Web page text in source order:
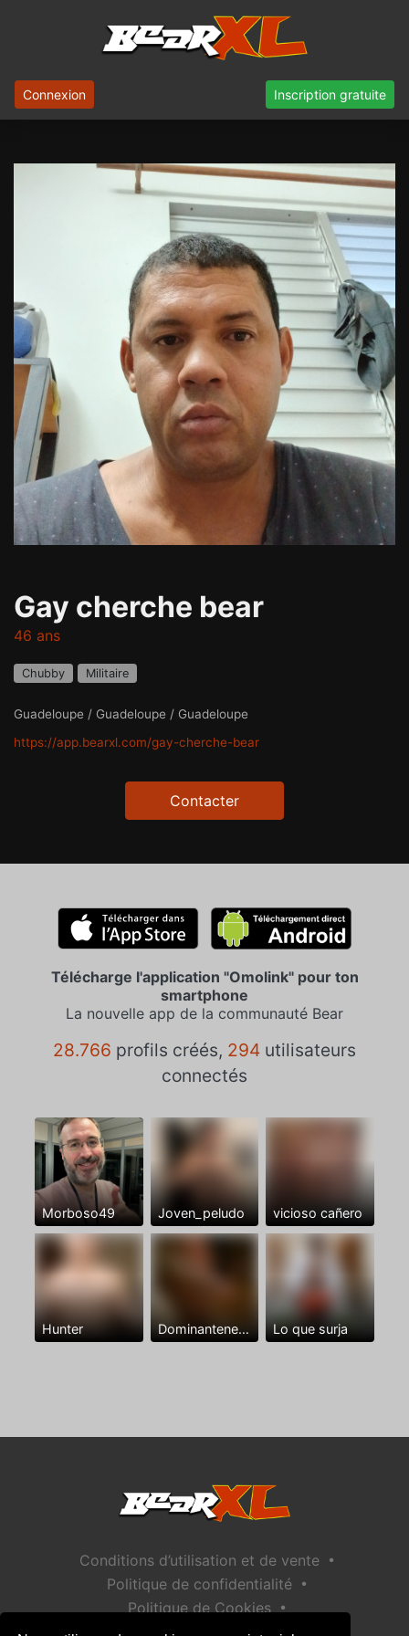
Connexion Inscription gratuite
Gay cherche bear
46 ans
Chubby Militaire
Guadeloupe / Guadeloupe / Guadeloupe
https://app.bearxl.com/gay-cherche-bear
Contacter
Télécharge l'application "Omolink" pour ton
smartphone
La nouvelle app de la communauté Bear
28.766 profils créés, 294 utilisateurs
connectés
Morboso49 Joven_peludo vicioso cañero
Hunter Dominantenegro ya Lo que surja
Conditions d’utilisation et de vente •
Politique de confidentialité •
Politique de Cookies •
Politique de sécurité des enfants